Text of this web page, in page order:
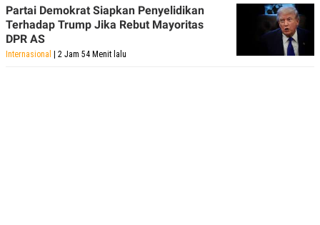
Partai Demokrat Siapkan Penyelidikan
Terhadap Trump Jika Rebut Mayoritas
DPR AS
Internasional | 2 Jam 54 Menit lalu